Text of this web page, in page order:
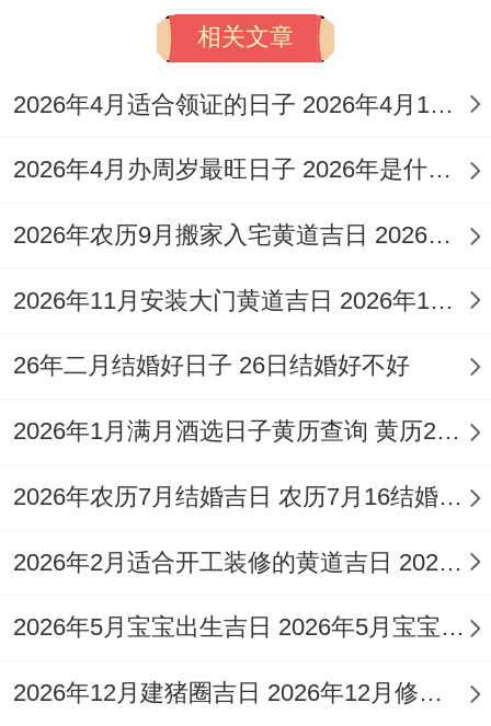
日
月
八
星
期
金
黄
道
日
结婚、订婚、
开业、乔迁、
2026
月27
日
四
十
一
星
期
堂
黄
吉
日
订婚、乔迁、
签约、祭祀、
值得注意的是5月20日虽然被明确标注为
了离婚 但同一天的「忌」项中也包含了「乔
迁、入宅」等事项。
内可能既适宜做某些事、又不适宜做另部分
事...再选择时除了关注「离婚」行不行被列
相关文章
2026年4月适合领证的日子 2026年4月16日结婚领证吉日
2026年4月办周岁最旺日子 2026年是什么周年
2026年农历9月搬家入宅黄道吉日 2026年农历9月26适合搬家吗
2026年11月安装大门黄道吉日 2026年11月适合安装大门
26年二月结婚好日子 26日结婚好不好
2026年1月满月酒选日子黄历查询 黄历2026年1月满月酒黄道吉日查询
2026年农历7月结婚吉日 农历7月16结婚好不好
2026年2月适合开工装修的黄道吉日 2026年2月装修开工吉日
2026年5月宝宝出生吉日 2026年5月宝宝名字
2026年12月建猪圈吉日 2026年12月修猪圈吉日